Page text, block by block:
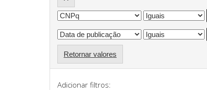
Retornar valores
Adicionar filtros: